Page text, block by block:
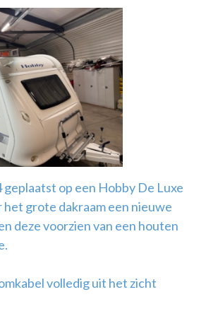
geplaatst op een Hobby De Luxe
het grote dakraam een nieuwe
deze voorzien van een houten
volledig uit het zicht